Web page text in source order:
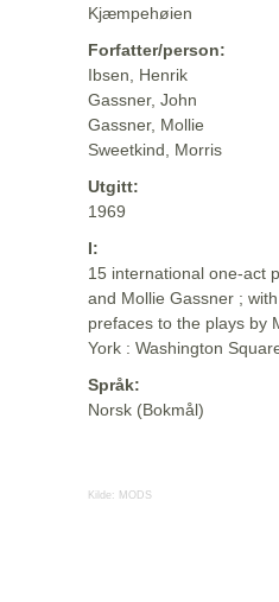
Kjæmpehøien
Forfatter/person:
Ibsen, Henrik
Gassner, John
Gassner, Mollie
Sweetkind, Morris
Utgitt:
1969
I:
15 international one-act
and Mollie Gassner ;
prefaces to the plays by
York : Washington
Språk:
Norsk (Bokmål)
Kilde: MODS